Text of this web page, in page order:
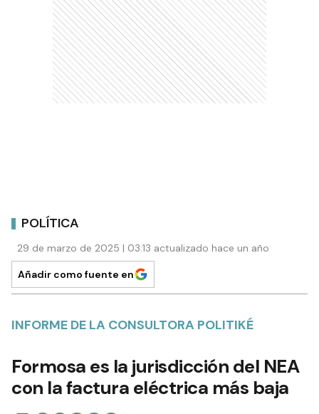
POLÍTICA
29 de marzo de 2025 | 03:13 actualizado hace un año
Añadir como fuente en
INFORME DE LA CONSULTORA POLITIKÉ
Formosa es la jurisdicción del NEA
con la factura eléctrica más baja